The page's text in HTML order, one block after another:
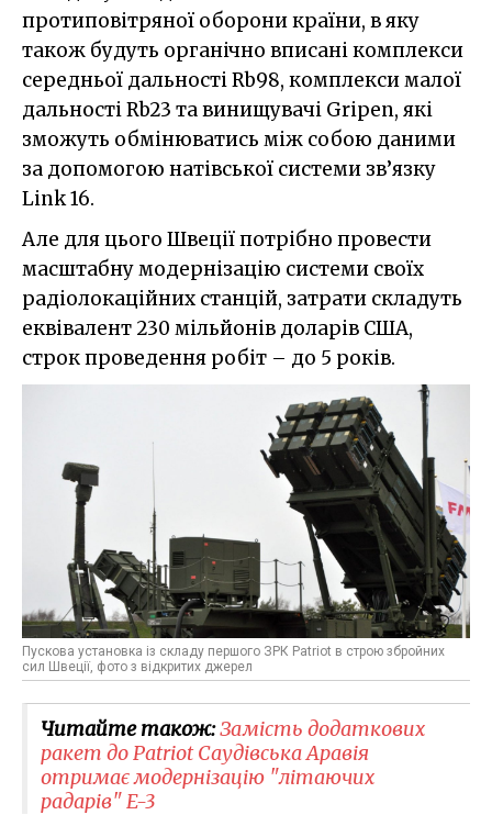
протиповітряної оборони країни, в яку
також будуть органічно вписані комплекси
середньої дальності Rb98, комплекси малої
дальності Rb23 та винищувачі Gripen, які
зможуть обмінюватись між собою даними
за допомогою натівської системи зв’язку
Link 16.
Але для цього Швеції потрібно провести
масштабну модернізацію системи своїх
радіолокаційних станцій, затрати складуть
еквівалент 230 мільйонів доларів США,
строк проведення робіт – до 5 років.
Пускова установка із складу першого ЗРК Patriot в строю збройних
сил Швеції, фото з відкритих джерел
Читайте також:Замість додаткових
ракет до Patriot Саудівська Аравія
отримає модернізацію "літаючих
радарів" E-3